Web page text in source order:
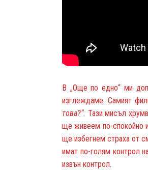
В „Още по едно“ ми
изглеждаме. Самият
това?“. Тази мисъл
ще живеем по-спокойно
ще избегнем страха от
имат по-голям контрол
извън контрол.